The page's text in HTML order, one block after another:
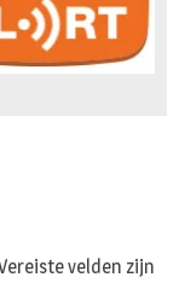
velden zijn